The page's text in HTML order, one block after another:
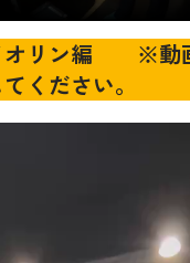
オリン編 ※
ください。